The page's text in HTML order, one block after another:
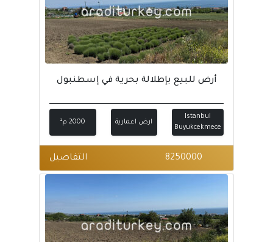
أرض للبيع بإطلالة بحرية في إسطنبول
Istanbul
Buyukcekmece
ارض اعمارية 2000 م²
8250000 التفاصيل